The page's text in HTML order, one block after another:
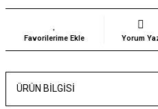
Yorum
ÜRÜN BILGISI